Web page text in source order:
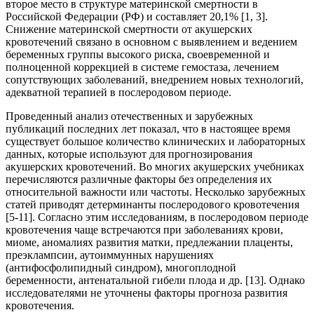
второе место в структуре материнской смертности в
Российской Федерации (РФ) и составляет 20,1% [1, 3].
Снижение материнской смертности от акушерских
кровотечений связано в основном с выявлением и ведением
беременных группы высокого риска, своевременной и
полноценной коррекцией в системе гемостаза, лечением
сопутствующих заболеваний, внедрением новых технологий,
адекватной терапией в послеродовом периоде.
Проведенный анализ отечественных и зарубежных
публикаций последних лет показал, что в настоящее время
существует большое количество клинических и лабораторных
данных, которые используют для прогнозирования
акушерских кровотечений. Во многих акушерских учебниках
перечисляются различные факторы без определения их
относительной важности или частоты. Несколько зарубежных
статей приводят детерминанты послеродового кровотечения
[5-11]. Согласно этим исследованиям, в послеродовом периоде
кровотечения чаще встречаются при заболеваниях крови,
миоме, аномалиях развития матки, предлежании плаценты,
преэклампсии, аутоиммунных нарушениях
(антифосфолипидный синдром), многоплодной
беременности, антенатальной гибели плода и др. [13]. Однако
исследователями не уточнены факторы прогноза развития
кровотечения.